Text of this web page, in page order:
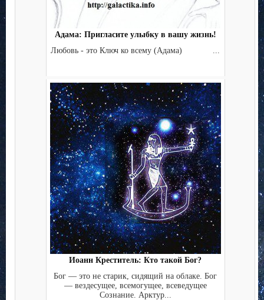
Адама: Пригласите улыбку в вашу жизнь!
Любовь - это Ключ ко всему (Адама) ...
Иоанн Креститель: Кто такой Бог?
Бог — это не старик, сидящий на облаке. Бог
— вездесущее, всемогущее, всеведущее
Сознание. Арктур...